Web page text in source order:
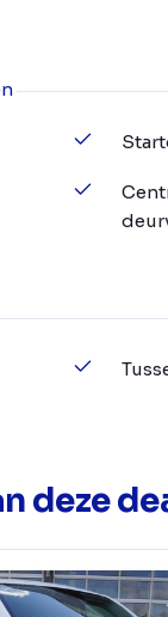
deze